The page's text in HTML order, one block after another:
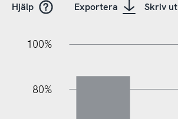
Hjälp Exportera Skriv ut
100%
80%